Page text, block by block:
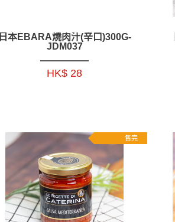
日本EBARA燒肉汁(辛口)300G-
JDM037
HK$ 28
售完